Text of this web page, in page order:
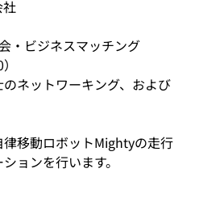
・ビジネスマッチング
ネットワーキング、および
移動ロボットMightyの走行
ョンを行います。